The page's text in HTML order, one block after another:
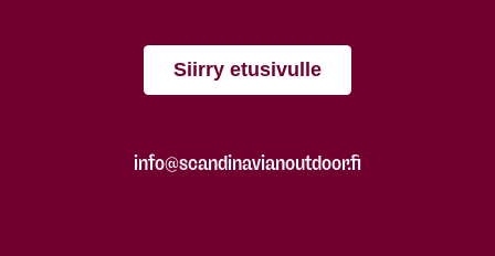
Siirry etusivulle
info@scandinavianoutdoor.fi